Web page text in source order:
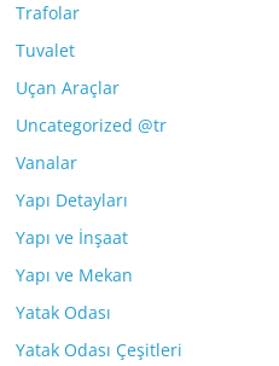
Trafolar
Tuvalet
Uçan Araçlar
Uncategorized @tr
Vanalar
Yapı Detayları
Yapı ve İnşaat
Yapı ve Mekan
Yatak Odası
Yatak Odası Çeşitleri